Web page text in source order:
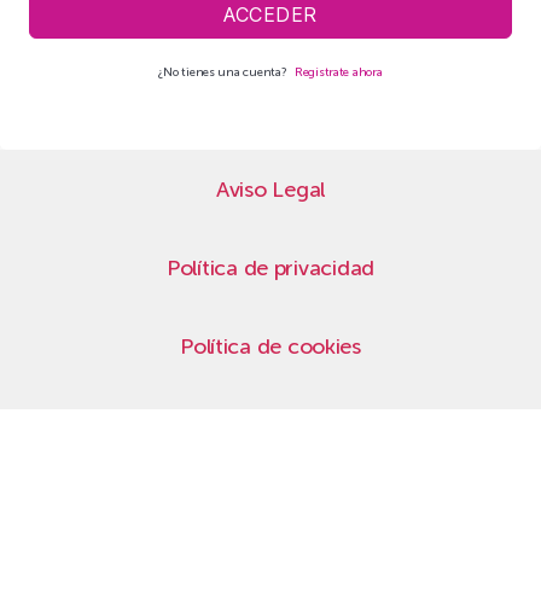
ACCEDER
¿No tienes una cuenta? Regístrate ahora
Aviso Legal
Política de privacidad
Política de cookies